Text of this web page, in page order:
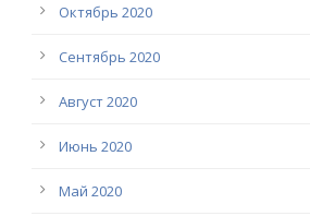
Октябрь 2020
Сентябрь 2020
Август 2020
Июнь 2020
Май 2020